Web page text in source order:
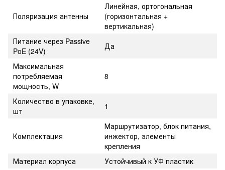
Поляризация антенны
Линейная, ортогональная
(горизонтальная +
вертикальная)
Питание через Passive
PoE (24V)
Да
Максимальная
потребляемая
мощность, W
8
Количество в упаковке,
шт
1
Комплектация
Маршрутизатор, блок питания,
инжектор, элементы
крепления
Материал корпуса
Устойчивый к УФ пластик